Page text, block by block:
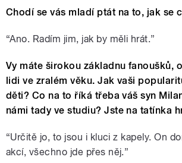
Chodí se vás mladí ptát na to, jak se
“Ano. Radím jim, jak by měli hrát.”
Vy máte širokou základnu fanoušků,
lidi ve zralém věku. Jak vaši
děti? Co na to říká třeba váš syn
námi tady ve studiu? Jste na tatínka
“Určitě jo, to jsou i kluci z kapely. On
akcí, všechno jde přes něj.”